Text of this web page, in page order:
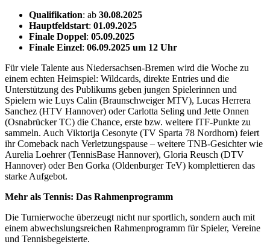
Qualifikation: ab 30.08.2025
Hauptfeldstart: 01.09.2025
Finale Doppel: 05.09.2025
Finale Einzel: 06.09.2025 um 12 Uhr
Für viele Talente aus Niedersachsen-Bremen wird die Woche zu
einem echten Heimspiel: Wildcards, direkte Entries und die
Unterstützung des Publikums geben jungen Spielerinnen und
Spielern wie Luys Calin (Braunschweiger MTV), Lucas Herrera
Sanchez (HTV Hannover) oder Carlotta Seling und Jette Onnen
(Osnabrücker TC) die Chance, erste bzw. weitere ITF-Punkte zu
sammeln. Auch Viktorija Cesonyte (TV Sparta 78 Nordhorn) feiert
ihr Comeback nach Verletzungspause – weitere TNB-Gesichter wie
Aurelia Loehrer (TennisBase Hannover), Gloria Reusch (DTV
Hannover) oder Ben Gorka (Oldenburger TeV) komplettieren das
starke Aufgebot.
Mehr als Tennis: Das Rahmenprogramm
Die Turnierwoche überzeugt nicht nur sportlich, sondern auch mit
einem abwechslungsreichen Rahmenprogramm für Spieler, Vereine
und Tennisbegeisterte.